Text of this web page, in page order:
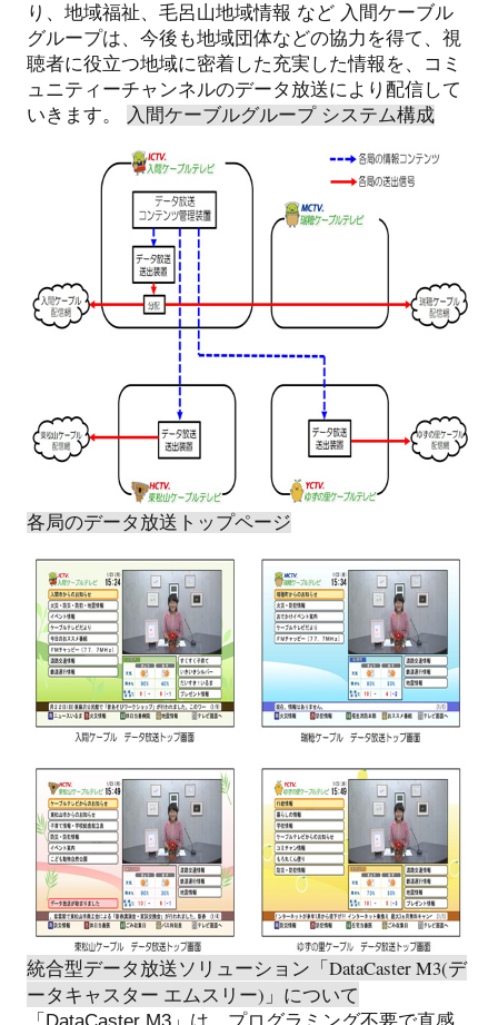
り、地域福祉、毛呂山地域情報 など 入間ケーブル
グループは、今後も地域団体などの協力を得て、視
聴者に役立つ地域に密着した充実した情報を、コミ
ュニティーチャンネルのデータ放送により配信して
いきます。
入間ケーブルグループ システム構成
各局のデータ放送トップページ
統合型データ放送ソリューション「DataCaster M3(デ
ータキャスター エムスリー)」について